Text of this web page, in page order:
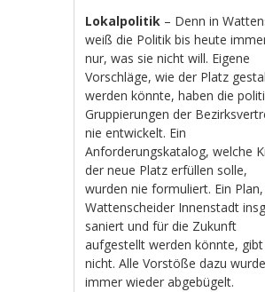
Lokalpolitik – Denn in
weiß die Politik bis heute
nur, was sie nicht will. Eigene
Vorschläge, wie der Platz
werden könnte, haben die
Gruppierungen der
nie entwickelt. Ein
Anforderungskatalog, welche
der neue Platz erfüllen solle,
wurden nie formuliert. Ein
Wattenscheider Innenstadt
saniert und für die Zukunft
aufgestellt werden könnte, gibt
nicht. Alle Vorstöße dazu
immer wieder abgebügelt.